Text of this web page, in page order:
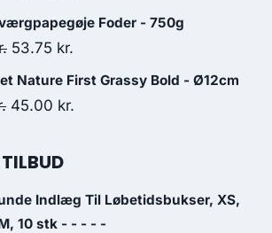
kr..72.50 kr..
oprindelige
pris
103.75 kr..
aktuelle
Foder - 750g
Den
oprindelige
pris
61.25 kr..
53.75 kr.
aktuelle
Nature First Grassy Bold - Ø12cm
Den
pris
51.25 kr..
45.00 kr.
45.00 kr..
Indlæg Til Løbetidsbukser, XS,
10 stk - - - - -